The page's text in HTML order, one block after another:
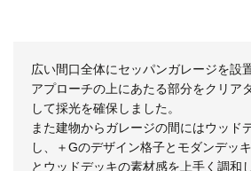
広い間口全体にセッパンガレージを設
アプローチの上にあたる部分をクリア
して採光を確保しました。
また建物からガレージの間にはウッ
し、＋Gのデザイン格子とモダンデッ
とウッドデッキの素材感を上手く調和